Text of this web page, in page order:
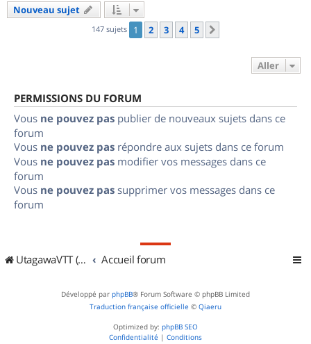
Nouveau sujet
147 sujets 1 2 3 4 5
Aller
PERMISSIONS DU FORUM
Vous ne pouvez pas publier de nouveaux sujets dans ce
forum
Vous ne pouvez pas répondre aux sujets dans ce forum
Vous ne pouvez pas modifier vos messages dans ce
forum
Vous ne pouvez pas supprimer vos messages dans ce
forum
UtagawaVTT (Randos VTT et VTTAE avec traces GPS) Accueil forum
Développé par phpBB® Forum Software © phpBB Limited
Traduction française officielle © Qiaeru
Optimized by: phpBB SEO
Confidentialité | Conditions